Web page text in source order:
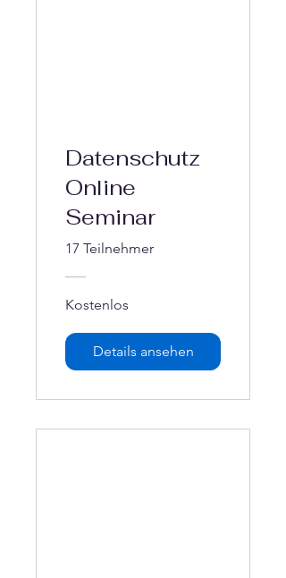
Datenschutz
Online
Seminar
17 Teilnehmer
Kostenlos
Details ansehen